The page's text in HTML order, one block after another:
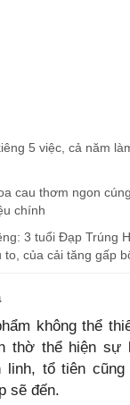
5 việc, cả năm
cau thơm ngon
chính
3 tuổi Đạp Trúng
to, của cải tăng gấp
không thể
thờ thể hiện sự
linh, tổ tiên
sẽ đến.